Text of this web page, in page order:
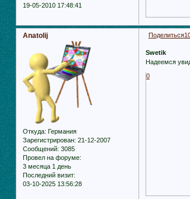
19-05-2010 17:48:41
Поделиться
Anatolij
Откуда: Германия
Зарегистрирован: 21-12-2007
Сообщений: 3085
Провел на форуме:
3 месяца 1 день
Последний визит:
03-10-2025 13:56:28
Swetik
Надеемся
0